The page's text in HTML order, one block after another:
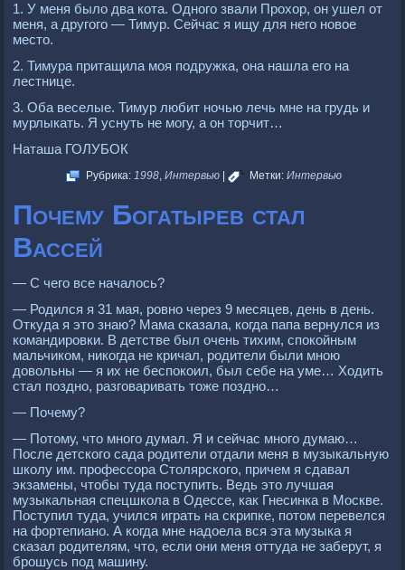
1. У меня было два кота. Одного звали Прохор, он ушел от
меня, а другого — Тимур. Сейчас я ищу для него новое
место.
2. Тимура притащила моя подружка, она нашла его на
лестнице.
3. Оба веселые. Тимур любит ночью лечь мне на грудь и
мурлыкать. Я уснуть не могу, а он торчит…
Наташа ГОЛУБОК
Рубрика: 1998, Интервью| Метки: Интервью
Почему Богатырев стал
Вассей
— С чего все началось?
— Родился я 31 мая, ровно через 9 месяцев, день в день.
Откуда я это знаю? Мама сказала, когда папа вернулся из
командировки. В детстве был очень тихим, спокойным
мальчиком, никогда не кричал, родители были мною
довольны — я их не беспокоил, был себе на уме… Ходить
стал поздно, разговаривать тоже поздно…
— Почему?
— Потому, что много думал. Я и сейчас много думаю…
После детского сада родители отдали меня в музыкальную
школу им. профессора Столярского, причем я сдавал
экзамены, чтобы туда поступить. Ведь это лучшая
музыкальная спецшкола в Одессе, как Гнесинка в Москве.
Поступил туда, учился играть на скрипке, потом перевелся
на фортепиано. А когда мне надоела вся эта музыка я
сказал родителям, что, если они меня оттуда не заберут, я
брошусь под машину.